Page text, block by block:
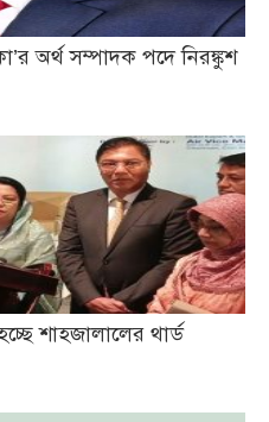
অর্থ সম্পাদক পদে নিরঙ্কুশ
শাহজালালের থার্ড